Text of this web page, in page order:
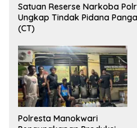
Satuan Reserse Narkoba
Ungkap Tindak Pidana
(CT)
Polresta Manokwari